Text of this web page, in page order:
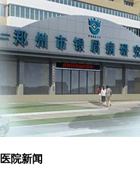
医院新闻